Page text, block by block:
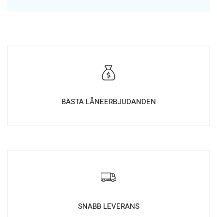
BÄSTA LÅNEERBJUDANDEN
SNABB LEVERANS